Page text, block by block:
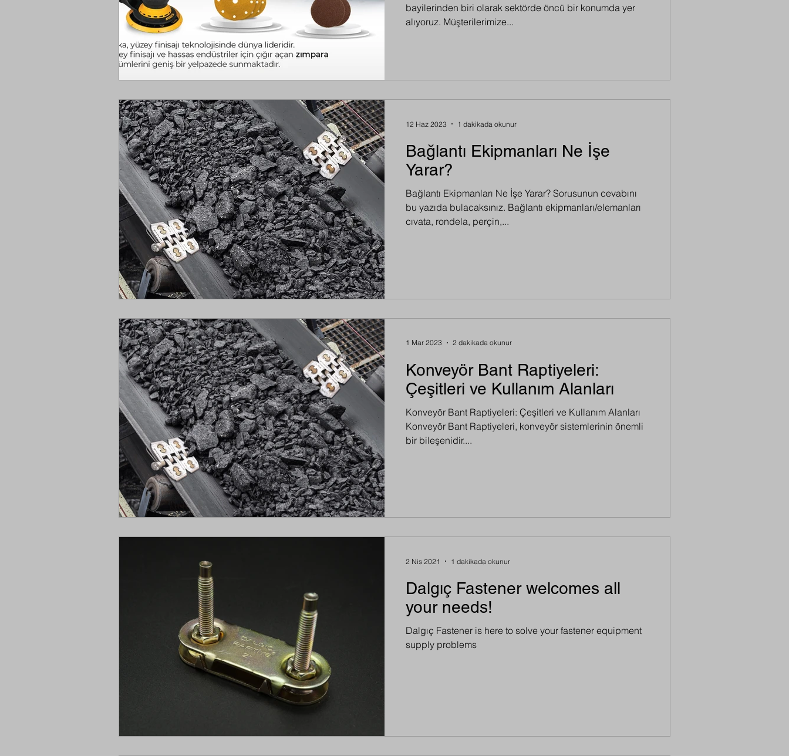
bayilerinden biri olarak sektörde öncü bir konumda yer
alıyoruz. Müşterilerimize...
Bağlantı Ekipmanları Ne İşe
Yarar?
Bağlantı Ekipmanları Ne İşe Yarar? Sorusunun cevabını
bu yazıda bulacaksınız. Bağlantı ekipmanları/elemanları
cıvata, rondela, perçin,...
12 Haz 2023 1 dakikada okunur
Konveyör Bant Raptiyeleri:
Çeşitleri ve Kullanım Alanları
Konveyör Bant Raptiyeleri: Çeşitleri ve Kullanım Alanları
Konveyör Bant Raptiyeleri, konveyör sistemlerinin önemli
bir bileşenidir....
1 Mar 2023 2 dakikada okunur
Dalgıç Fastener welcomes all
your needs!
Dalgıç Fastener is here to solve your fastener equipment
supply problems
2 Nis 2021 1 dakikada okunur